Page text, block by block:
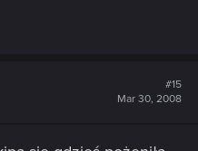
#15
Mar 30, 2008